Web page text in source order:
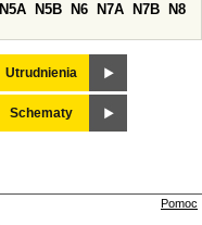
N5A N5B N6 N7A N7B
N8
Utrudnienia
Schematy
Pomoc